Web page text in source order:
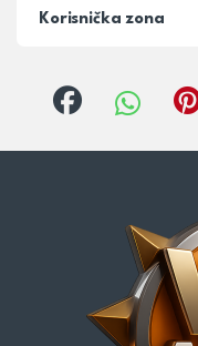
Korisnička zona